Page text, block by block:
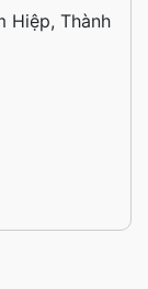
Hiệp, Thành